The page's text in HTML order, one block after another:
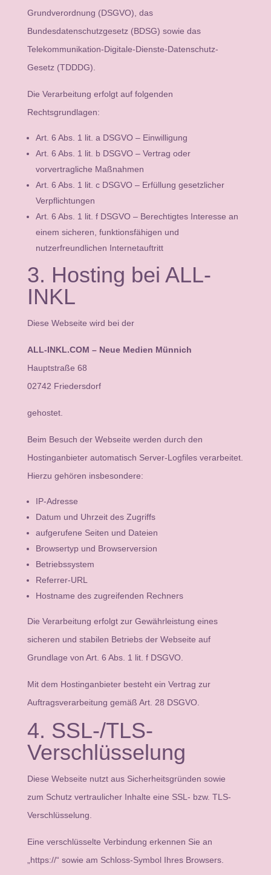
Grundverordnung (DSGVO), das
Bundesdatenschutzgesetz (BDSG) sowie das
Telekommunikation-Digitale-Dienste-Datenschutz-
Gesetz (TDDDG).
Die Verarbeitung erfolgt auf folgenden
Rechtsgrundlagen:
Art. 6 Abs. 1 lit. a DSGVO – Einwilligung
Art. 6 Abs. 1 lit. b DSGVO – Vertrag oder
vorvertragliche Maßnahmen
Art. 6 Abs. 1 lit. c DSGVO – Erfüllung gesetzlicher
Verpflichtungen
Art. 6 Abs. 1 lit. f DSGVO – Berechtigtes Interesse an
einem sicheren, funktionsfähigen und
nutzerfreundlichen Internetauftritt
3. Hosting bei ALL-
INKL
Diese Webseite wird bei der
ALL-INKL.COM – Neue Medien Münnich
Hauptstraße 68
02742 Friedersdorf
gehostet.
Beim Besuch der Webseite werden durch den
Hostinganbieter automatisch Server-Logfiles verarbeitet.
Hierzu gehören insbesondere:
IP-Adresse
Datum und Uhrzeit des Zugriffs
aufgerufene Seiten und Dateien
Browsertyp und Browserversion
Betriebssystem
Referrer-URL
Hostname des zugreifenden Rechners
Die Verarbeitung erfolgt zur Gewährleistung eines
sicheren und stabilen Betriebs der Webseite auf
Grundlage von Art. 6 Abs. 1 lit. f DSGVO.
Mit dem Hostinganbieter besteht ein Vertrag zur
Auftragsverarbeitung gemäß Art. 28 DSGVO.
4. SSL-/TLS-
Verschlüsselung
Diese Webseite nutzt aus Sicherheitsgründen sowie
zum Schutz vertraulicher Inhalte eine SSL- bzw. TLS-
Verschlüsselung.
Eine verschlüsselte Verbindung erkennen Sie an
„https://“ sowie am Schloss-Symbol Ihres Browsers.